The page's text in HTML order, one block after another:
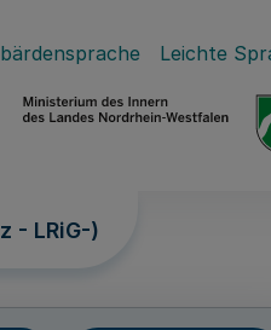
Leichte
- LRiG-)